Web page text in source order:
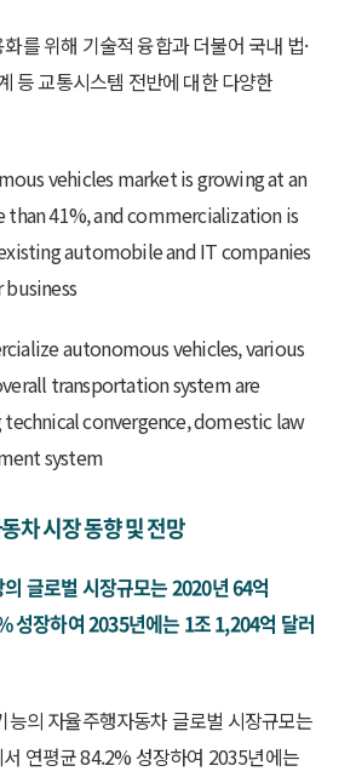
를 위해 기술적 융합과 더불어 국내 법·
등 교통시스템 전반에 대한 다양한
vehicles market is growing at an
than 41%, and commercialization is
automobile and IT companies
autonomous vehicles, various
transportation system are
convergence, domestic law
system
차 시장 동향 및 전망
글로벌 시장규모는 2020년 64억
성장하여 2035년에는 1조 1,204억 달러
능의 자율주행자동차 글로벌 시장규모는
연평균 84.2% 성장하여 2035년에는